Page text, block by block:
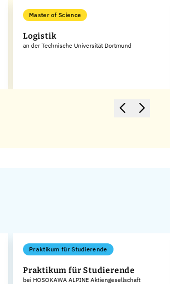
Master of Science
Logistik
an der Technische Universität Dortmund
Praktikum für Studierende
Praktikum für Studierende
bei HOSOKAWA ALPINE Aktiengesellschaft